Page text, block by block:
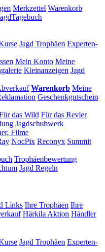
Merkzettel Warenkorb
Jagd Trophäen Experten-
Mein Konto Meine
Kleinanzeigen Jagd
Warenkorb Meine
Geschenkgutschein
das Wild Für das Revier
Jagdschuhwerk
Filme
NocPix Reconyx Summit
Trophäenbewertung
Jagd Regeln
Links Ihre Trophäen Ihre
Härkila Aktion Händler
Jagd Trophäen Experten-